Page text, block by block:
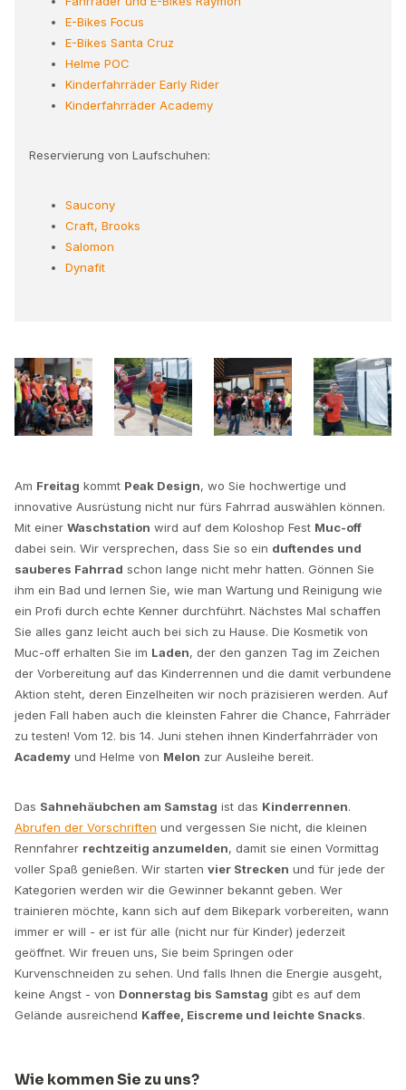
E-Bikes Focus
E-Bikes Santa Cruz
Helme POC
Kinderfahrräder Early Rider
Kinderfahrräder Academy
Reservierung von Laufschuhen:
Saucony
Craft, Brooks
Salomon
Dynafit
Am Freitag kommt Peak Design, wo Sie hochwertige und
innovative Ausrüstung nicht nur fürs Fahrrad auswählen können.
Mit einer Waschstation wird auf dem Koloshop Fest Muc-off
dabei sein. Wir versprechen, dass Sie so ein duftendes und
sauberes Fahrrad schon lange nicht mehr hatten. Gönnen Sie
ihm ein Bad und lernen Sie, wie man Wartung und Reinigung wie
ein Profi durch echte Kenner durchführt. Nächstes Mal schaffen
Sie alles ganz leicht auch bei sich zu Hause. Die Kosmetik von
Muc-off erhalten Sie im Laden, der den ganzen Tag im Zeichen
der Vorbereitung auf das Kinderrennen und die damit verbundene
Aktion steht, deren Einzelheiten wir noch präzisieren werden. Auf
jeden Fall haben auch die kleinsten Fahrer die Chance, Fahrräder
zu testen! Vom 12. bis 14. Juni stehen ihnen Kinderfahrräder von
Academy und Helme von Melon zur Ausleihe bereit.
Das Sahnehäubchen am Samstag ist das Kinderrennen.
Abrufen der Vorschriften und vergessen Sie nicht, die kleinen
Rennfahrer rechtzeitig anzumelden, damit sie einen Vormittag
voller Spaß genießen. Wir starten vier Strecken und für jede der
Kategorien werden wir die Gewinner bekannt geben. Wer
trainieren möchte, kann sich auf dem Bikepark vorbereiten, wann
immer er will - er ist für alle (nicht nur für Kinder) jederzeit
geöffnet. Wir freuen uns, Sie beim Springen oder
Kurvenschneiden zu sehen. Und falls Ihnen die Energie ausgeht,
keine Angst - von Donnerstag bis Samstag gibt es auf dem
Gelände ausreichend Kaffee, Eiscreme und leichte Snacks.
Wie kommen Sie zu uns?